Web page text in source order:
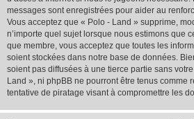
messages sont enregistrées pour aider au
Vous acceptez que « Polo - Land » supprime,
n’importe quel sujet lorsque nous estimons que
que membre, vous acceptez que toutes les
soient stockées dans notre base de données.
soient pas diffusées à une tierce partie sans
Land », ni phpBB ne pourront être tenus comme
tentative de piratage visant à compromettre les